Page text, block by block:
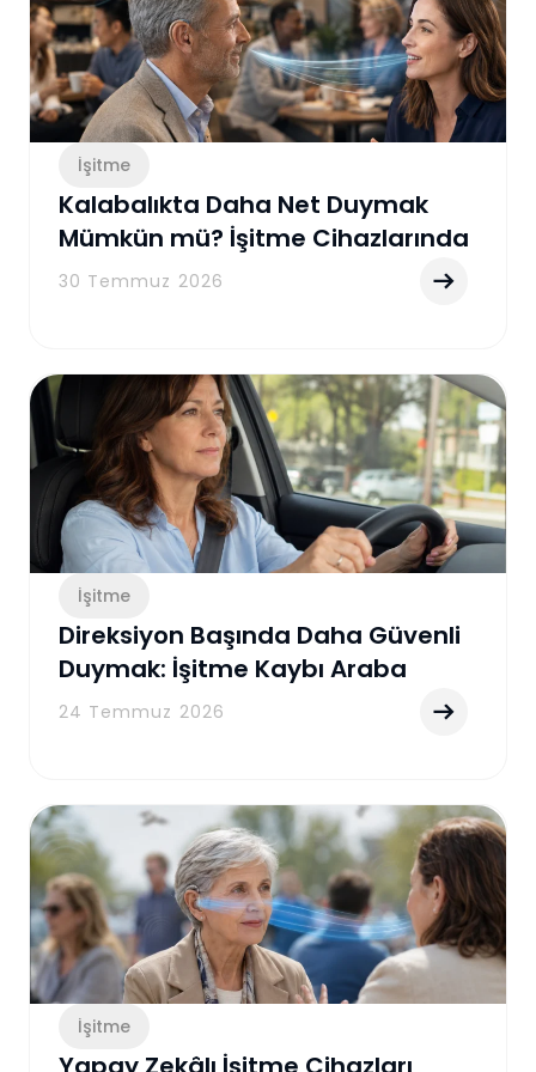
İşitme
Kalabalıkta Daha Net Duymak
Mümkün mü? İşitme Cihazlarında
Gürültü Azaltma Teknolojisi
30 Temmuz 2026
İşitme
Direksiyon Başında Daha Güvenli
Duymak: İşitme Kaybı Araba
Kullanırken Nelere Yol Açabilir?
24 Temmuz 2026
İşitme